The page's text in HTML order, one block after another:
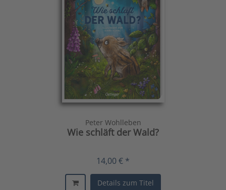
Peter Wohlleben
Wie schläft der Wald?
14,00 € *
Details zum Titel